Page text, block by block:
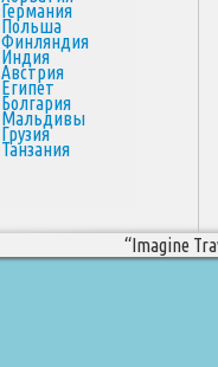
Германия
Польша
Финляндия
Индия
Австрия
Египет
Болгария
Мальдивы
Грузия
Танзания
“Imagine